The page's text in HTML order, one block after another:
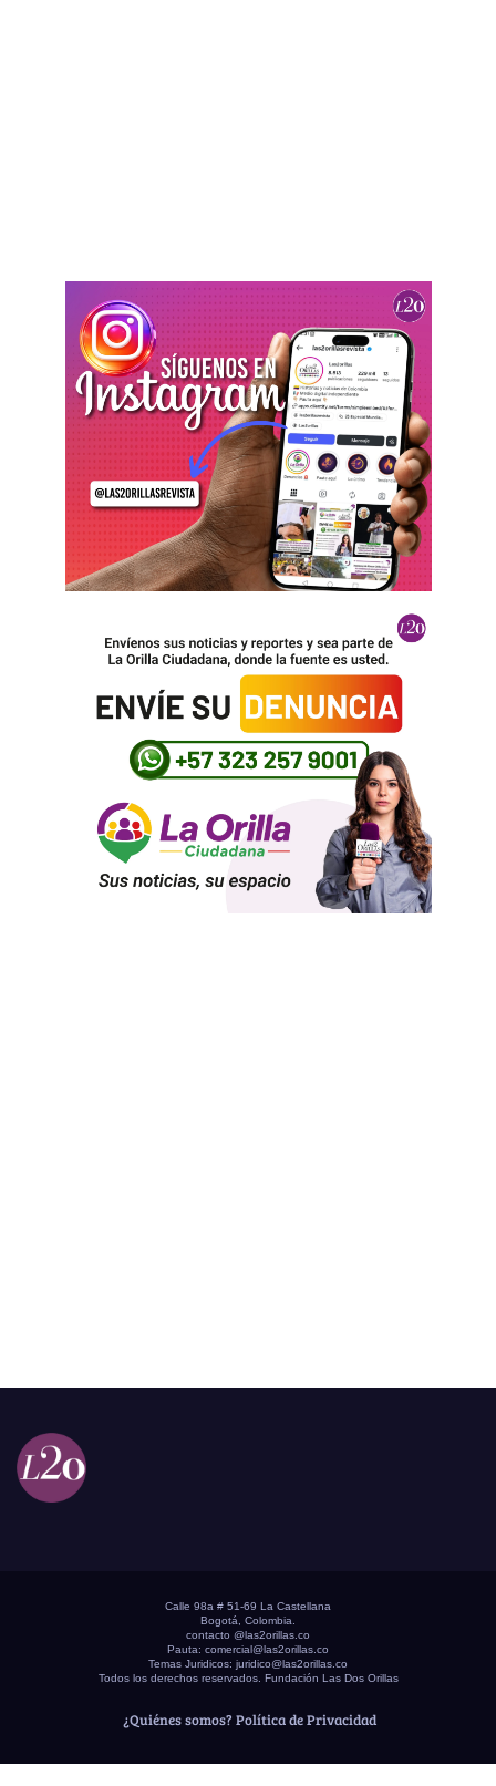
Calle 98a # 51-69 La Castellana
Bogotá, Colombia.
contacto @las2orillas.co
Pauta: comercial@las2orillas.co
Temas Juridicos: juridico@las2orillas.co
Todos los derechos reservados. Fundación Las Dos Orillas
¿Quiénes somos? Política de Privacidad